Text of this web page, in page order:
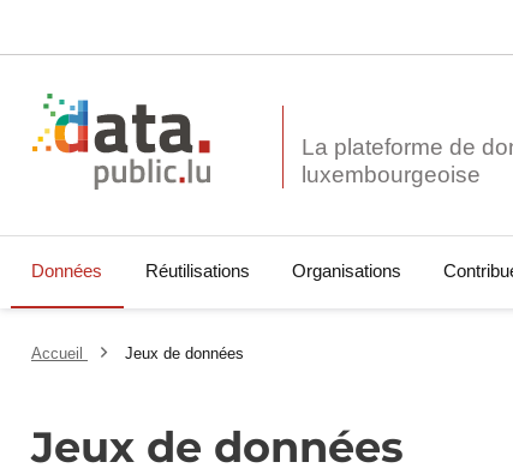
La plateforme de
Données Réutilisations Organisations
Accueil Jeux de données
Jeux de données